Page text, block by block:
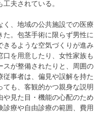
夫されている。
、地域の公共施設での医療
。包茎手術に限らず男性に
るような空気づくりが進み
を用意したり、女性家族も
スが整備されたりと、周囲の
事者は、偏見や誤解を持た
も、客観的かつ親身な説明
見た目・機能の心配のため
療や自由診療の範囲、費用